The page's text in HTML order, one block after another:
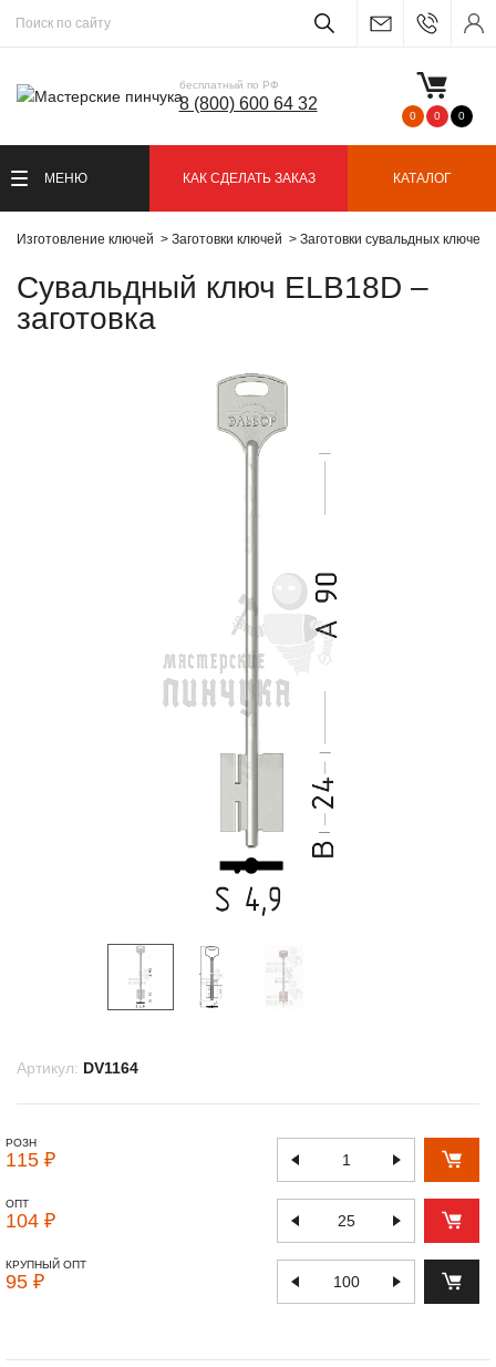
бесплатный по РФ
8 (800) 600 64 32
0 0 0
МЕНЮ КАК СДЕЛАТЬ ЗАКАЗ КАТАЛОГ
Изготовление ключей Заготовки ключей Заготовки сувальдных ключей
Сувальдный ключ ELB18D –
заготовка
Артикул: DV1164
РОЗН
115 ₽
ОПТ
104 ₽
КРУПНЫЙ ОПТ
95 ₽